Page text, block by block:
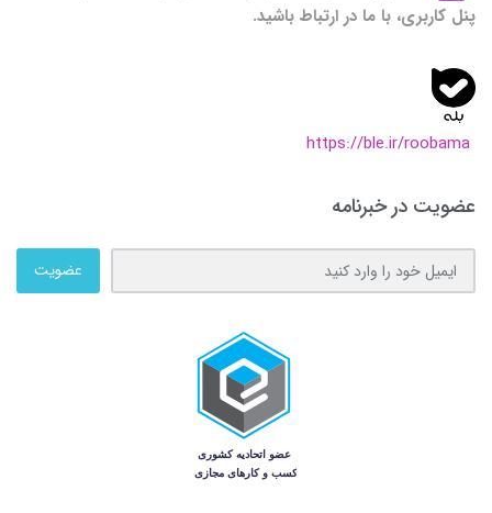
پنل کاربری، با ما در ارتباط باشید.
https://ble.ir/roobama
عضویت در خبرنامه
عضویت